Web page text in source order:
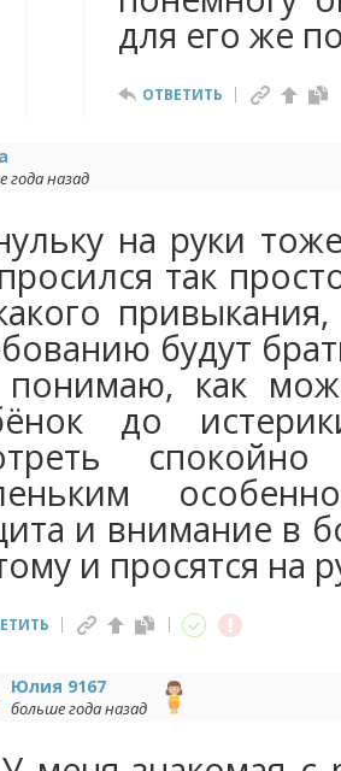
для его же
ОТВЕТИТЬ
года назад
на руки
так
будут
как
до
и внимание в
и просятся на
Юлия 9167
больше года назад